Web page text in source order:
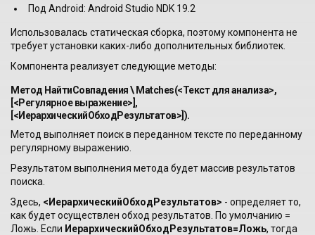
Под Android: Android Studio NDK 19.2
Использовалась статическая сборка, поэтому компонента не
требует установки каких-либо дополнительных библиотек.
Компонента реализует следующие методы:
Метод НайтиСовпадения \ Matches(<Текст для анализа>,
[<Регулярное выражение>],
[<ИерархическийОбходРезультатов>]).
Метод выполняет поиск в переданном тексте по переданному
регулярному выражению.
Результатом выполнения метода будет массив результатов
поиска.
Здесь, <ИерархическийОбходРезультатов> - определяет то,
как будет осуществлен обход результатов. По умолчанию =
Ложь. Если ИерархическийОбходРезультатов=Ложь, тогда